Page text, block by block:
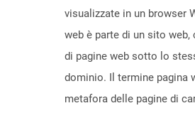
visualizzate in un browser
web è parte di un sito web,
di pagine web sotto lo
dominio. Il termine pagina
metafora delle pagine di